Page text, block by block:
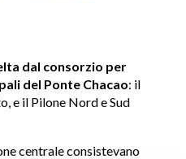
dal consorzio per
del Ponte Chacao: il
e il Pilone Nord e Sud
centrale consistevano